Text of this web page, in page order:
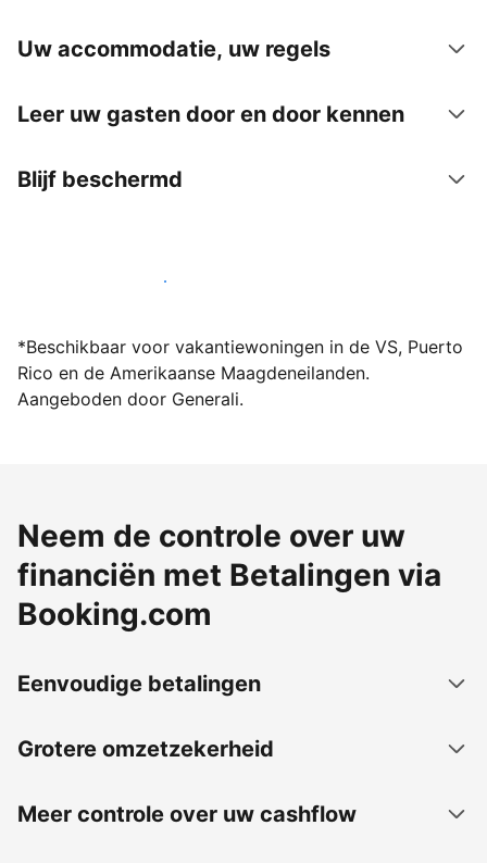
Uw accommodatie, uw regels
Leer uw gasten door en door kennen
Blijf beschermd
Word vandaag nog host bij ons
*Beschikbaar voor vakantiewoningen in de VS, Puerto
Rico en de Amerikaanse Maagdeneilanden.
Aangeboden door Generali.
Neem de controle over uw
financiën met Betalingen via
Booking.com
Eenvoudige betalingen
Grotere omzetzekerheid
Meer controle over uw cashflow